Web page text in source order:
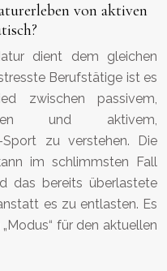
von aktiven
dient dem gleichen
Berufstätige ist es
zwischen passivem,
und aktivem,
Sport zu verstehen. Die
im schlimmsten Fall
das bereits überlastete
es zu entlasten. Es
für den aktuellen